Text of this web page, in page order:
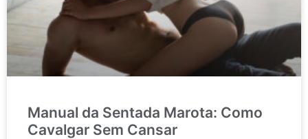
Manual da Sentada Marota: Como
Cavalgar Sem Cansar